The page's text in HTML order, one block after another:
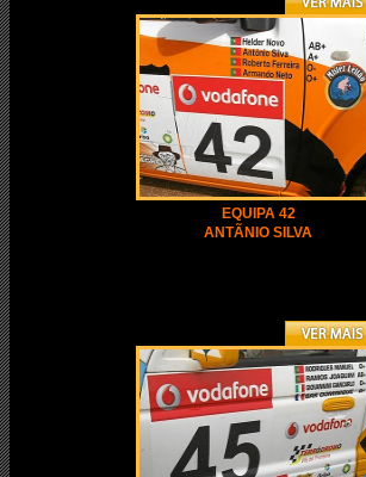
EQUIPA 42
ANTÃNIO SILVA